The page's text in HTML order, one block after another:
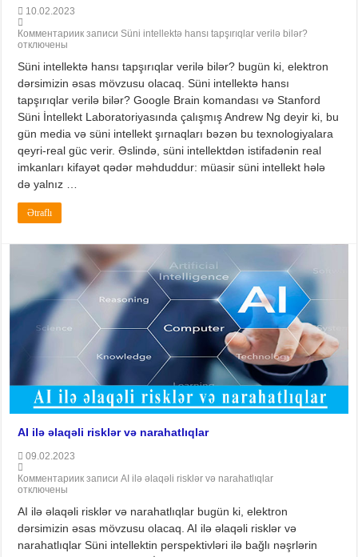
10.02.2023
Комментариик записи Süni intellektə hansı tapşırıqlar verilə bilər?
отключены
Süni intellektə hansı tapşırıqlar verilə bilər? bugün ki, elektron
dərsimizin əsas mövzusu olacaq. Süni intellektə hansı
tapşırıqlar verilə bilər? Google Brain komandası və Stanford
Süni İntellekt Laboratoriyasında çalışmış Andrew Ng deyir ki, bu
gün media və süni intellekt şırnaqları bəzən bu texnologiyalara
qeyri-real güc verir. Əslində, süni intellektdən istifadənin real
imkanları kifayət qədər məhduddur: müasir süni intellekt hələ
də yalnız …
Ətraflı
AI ilə əlaqəli risklər və narahatlıqlar
09.02.2023
Комментариик записи AI ilə əlaqəli risklər və narahatlıqlar
отключены
AI ilə əlaqəli risklər və narahatlıqlar bugün ki, elektron
dərsimizin əsas mövzusu olacaq. AI ilə əlaqəli risklər və
narahatlıqlar Süni intellektin perspektivləri ilə bağlı nəşrlərin